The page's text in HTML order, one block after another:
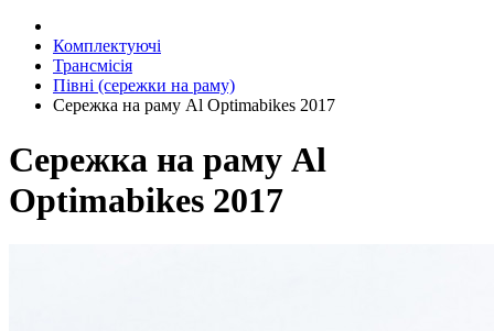
Комплектуючі
Трансмісія
Півні (сережки на раму)
Сережка на раму Al Optimabikes 2017
Сережка на раму Al
Optimabikes 2017